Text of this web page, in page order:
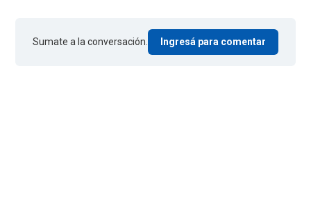
Sumate a la conversación. Ingresá para comentar